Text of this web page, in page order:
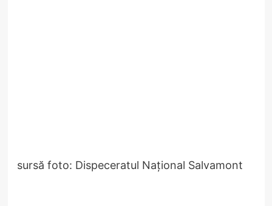
sursă foto: Dispeceratul Național Salvamont